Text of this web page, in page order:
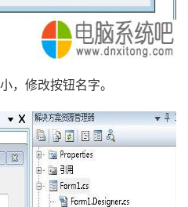
修改按钮名字。